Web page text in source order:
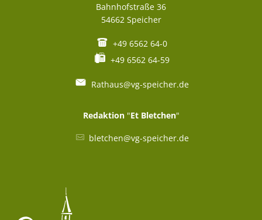
Bahnhofstraße 36
54662 Speicher
+49 6562 64-0
+49 6562 64-59
Rathaus@vg-speicher.de
Redaktion "Et Bletchen"
bletchen@vg-speicher.de